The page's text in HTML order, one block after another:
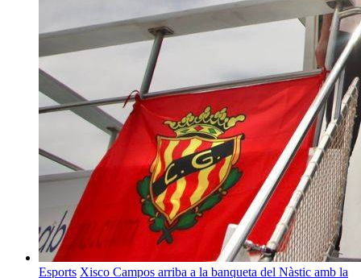
Esports Xisco Campos arriba a la banqueta del Nàstic amb la